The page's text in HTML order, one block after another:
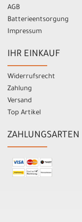
AGB
Batterieentsorgung
Impressum
IHR EINKAUF
Widerrufsrecht
Zahlung
Versand
Top Artikel
ZAHLUNGSARTEN